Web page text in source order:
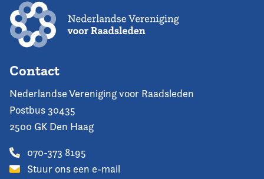
Contact
Nederlandse Vereniging voor Raadsleden
Postbus 30435
2500 GK Den Haag
070-373 8195
Stuur ons een e-mail